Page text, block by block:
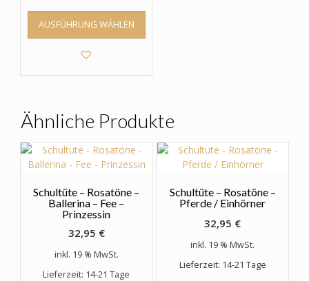
AUSFÜHRUNG WÄHLEN
Dieses
weist
Optionen
können
auf
der
Produktseite
gewählt
werden
Ähnliche Produkte
Schultüte – Rosatöne –
Ballerina – Fee –
Prinzessin
32,95 €
inkl. 19 % MwSt.
Lieferzeit: 14-21 Tage
Schultüte – Rosatöne –
Pferde / Einhörner
32,95 €
inkl. 19 % MwSt.
Lieferzeit: 14-21 Tage